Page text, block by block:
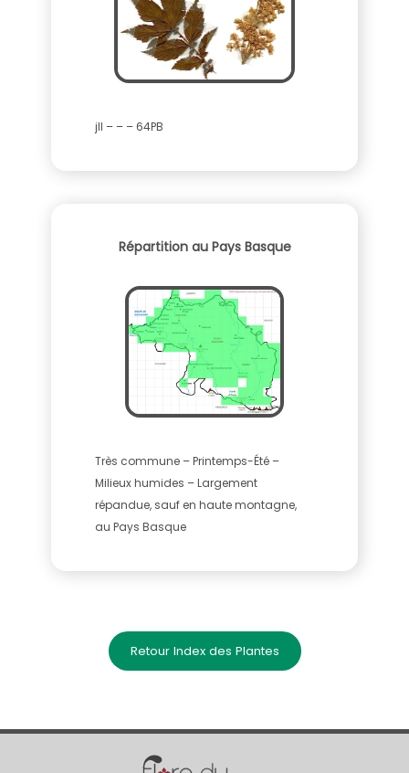
jll – – – 64PB
Répartition au Pays Basque
Très commune – Printemps-Été –
Milieux humides – Largement
répandue, sauf en haute montagne,
au Pays Basque
Retour Index des Plantes